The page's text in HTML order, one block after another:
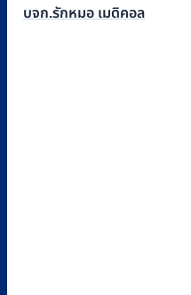
บจก.รักหมอ เมดิคอล